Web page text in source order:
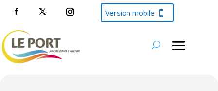
Version mobile